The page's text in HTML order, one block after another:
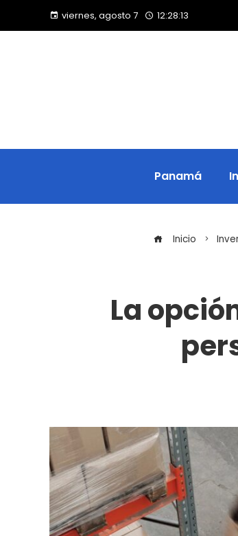
viernes, agosto 7 12:28:14
Panamá
Inicio
La